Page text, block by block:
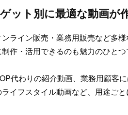
ット別に最適な動画が
ライン販売・業務用販売など多
作・活用できるのも魅力のひとつ
代わりの紹介動画、業務用顧客
イフスタイル動画など、用途ごと